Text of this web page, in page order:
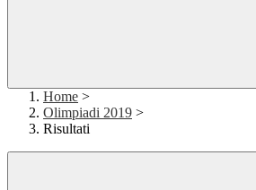
Home >
Olimpiadi 2019 >
Risultati